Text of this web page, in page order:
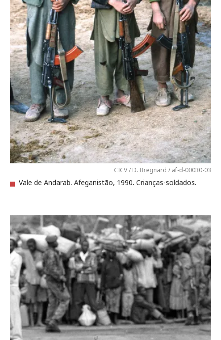
CICV / D. Bregnard / af-d-00030-03
Vale de Andarab. Afeganistão, 1990. Crianças-soldados.